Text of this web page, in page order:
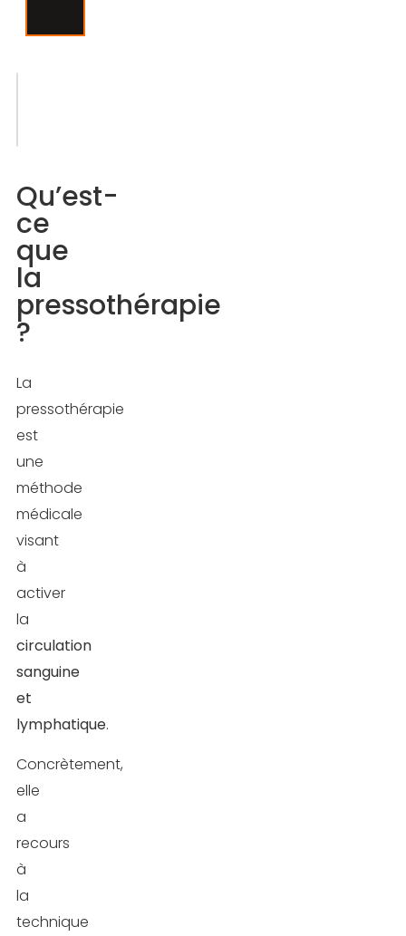
que
la
pressothérapie
?
la
pressothérapie
Conclusion
FAQ
Qu’est-
ce
que
la
pressothérapie
?
La
pressothérapie
est
une
méthode
médicale
visant
à
activer
la
circulation
sanguine
et
lymphatique.
Concrètement,
elle
a
recours
à
la
technique